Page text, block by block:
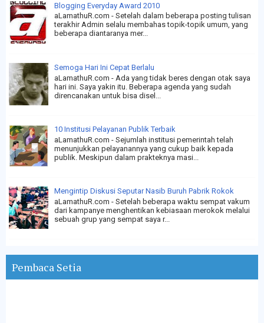
Blogging Everyday Award 2010
aLamathuR.com - Setelah dalam beberapa posting tulisan
terakhir Admin selalu membahas topik-topik umum, yang
beberapa diantaranya mer...
Semoga Hari Ini Cepat Berlalu
aLamathuR.com - Ada yang tidak beres dengan otak saya
hari ini. Saya yakin itu. Beberapa agenda yang sudah
direncanakan untuk bisa disel...
10 Institusi Pelayanan Publik Terbaik
aLamathuR.com - Sejumlah institusi pemerintah telah
menunjukkan pelayanannya yang cukup baik kepada
publik. Meskipun dalam prakteknya masi...
Mengintip Diskusi Seputar Nasib Buruh Pabrik Rokok
aLamathuR.com - Setelah beberapa waktu sempat vakum
dari kampanye menghentikan kebiasaan merokok melalui
sebuah grup yang sempat saya r...
Pembaca Setia